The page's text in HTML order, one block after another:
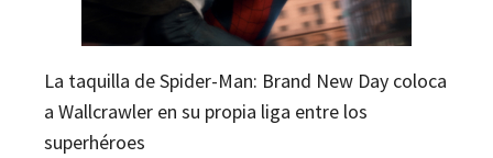
La taquilla de Spider-Man: Brand New Day coloca
a Wallcrawler en su propia liga entre los
superhéroes